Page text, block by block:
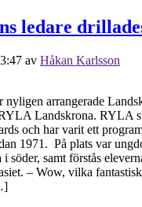
ledare
av Håkan Karlsson
nyligen arrangerade
Landskrona. RYLA
och har varit ett
1971. På plats var
söder, samt förstås
– Wow, vilka